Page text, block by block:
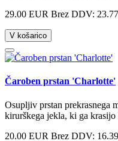
29.00 EUR Brez DDV:
V košarico
Čaroben prstan 'Charlotte'
Osupljiv prstan prekrasnega
kirurškega jekla, ki ga krasijo
20.00 EUR Brez DDV: